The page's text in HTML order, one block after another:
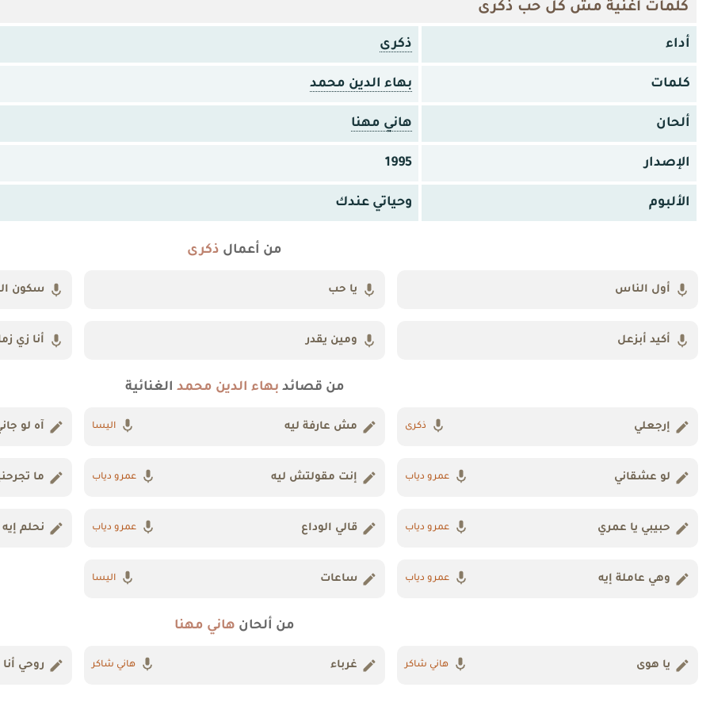
كلمات اغنية مش كل حب ذكرى
أداء ذكرى
كلمات بهاء الدين محمد
ألحان هاني مهنا
الإصدار 1995
الألبوم وحياتي عندك
من أعمال ذكرى
أول الناس يا حب سكون
أكيد أبزعل ومين يقدر أنا زي
من قصائد بهاء الدين محمد الغنائية
إرجعلي ذكرى مش عارفة ليه اليسا آه لو
لو عشقاني عمرو دياب إنت مقولتش ليه عمرو دياب ما
حبيبي يا عمري عمرو دياب قالي الوداع عمرو دياب نحلم إيه
وهي عاملة إيه عمرو دياب ساعات اليسا
من ألحان هاني مهنا
يا هوى هاني شاكر غرباء هاني شاكر روحي أنا